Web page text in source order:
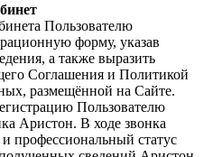
Пользователю
форму, указав
а также выразить
Соглашения и Политикой
размещённой на Сайте.
Пользователю
Аристон. В ходе звонка
профессиональный статус